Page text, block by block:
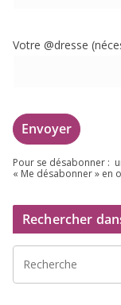
Votre @dresse
Pour se désa­bon­ner :
« Me désa­bon­ner » en
Rechercher